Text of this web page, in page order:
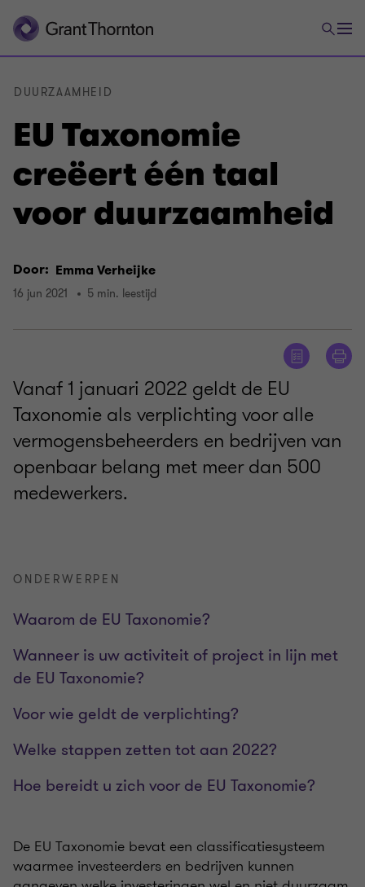
EU Taxonomie
creëert één taal
voor duurzaamheid
DUURZAAMHEID
Door: Emma Verheijke
16 jun 2021 5 min. leestijd
Vanaf 1 januari 2022 geldt de EU
Taxonomie als verplichting voor alle
vermogensbeheerders en bedrijven van
openbaar belang met meer dan 500
medewerkers.
ONDERWERPEN
Waarom de EU Taxonomie?
Wanneer is uw activiteit of project in lijn met
de EU Taxonomie?
Voor wie geldt de verplichting?
Welke stappen zetten tot aan 2022?
Hoe bereidt u zich voor de EU Taxonomie?
De EU Taxonomie bevat een classificatiesysteem
waarmee investeerders en bedrijven kunnen